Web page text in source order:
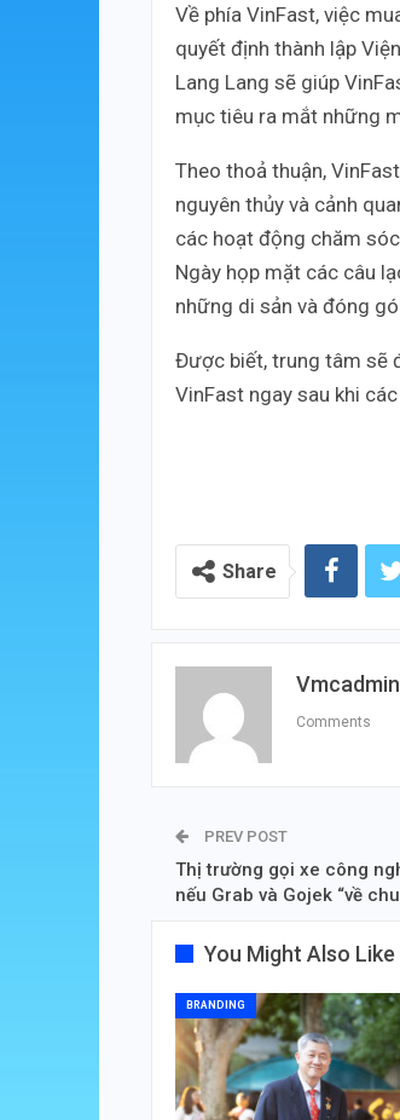
Về phía VinFast, việc
quyết định thành lập
Lang Lang sẽ giúp
mục tiêu ra mắt những
Theo thoả thuận,
nguyên thủy và cảnh
các hoạt động chăm
Ngày họp mặt các câu
những di sản và đóng
Được biết, trung tâm sẽ
VinFast ngay sau khi
Share
Vmcadmin
Comments
PREV POST
Thị trường gọi xe công
nếu Grab và Gojek “về
You Might Also Like
BRANDING